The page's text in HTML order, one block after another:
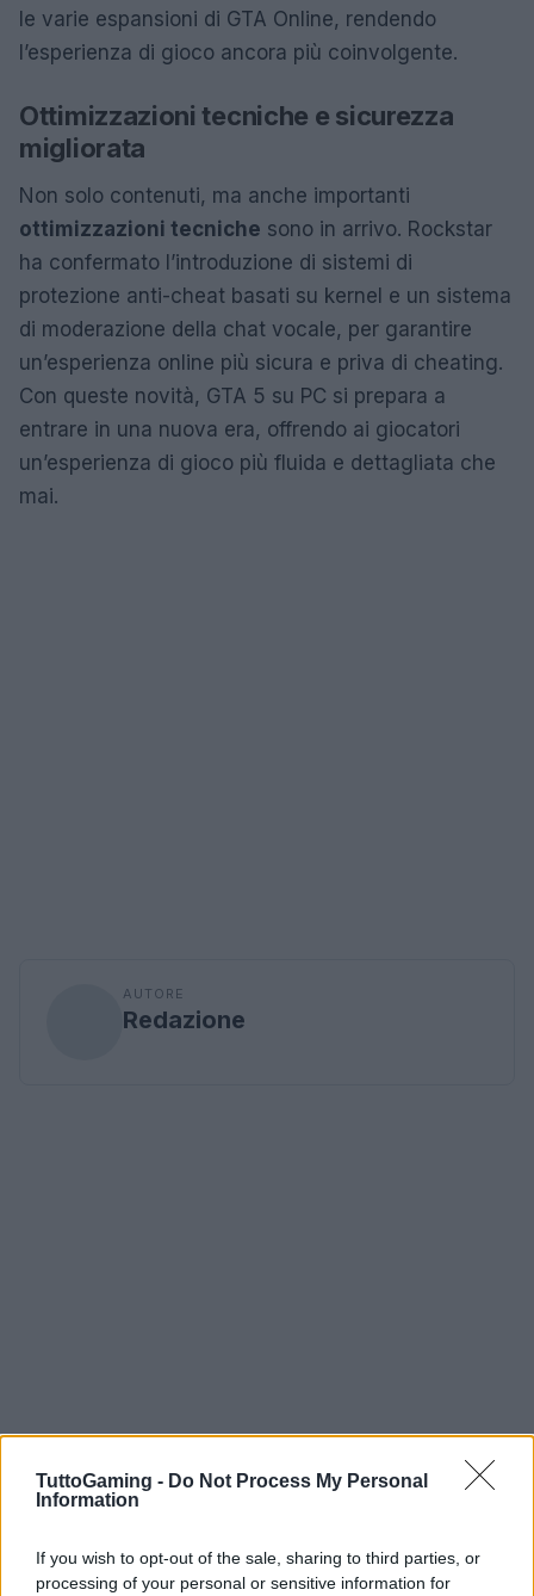
TuttoGaming - Do Not Process My Personal
Information
If you wish to opt-out of the sale, sharing to third parties, or
processing of your personal or sensitive information for
le varie espansioni di GTA Online, rendendo
l’esperienza di gioco ancora più coinvolgente.
Ottimizzazioni tecniche e sicurezza
migliorata
Non solo contenuti, ma anche importanti
ottimizzazioni tecniche sono in arrivo. Rockstar
ha confermato l’introduzione di sistemi di
protezione anti-cheat basati su kernel e un sistema
di moderazione della chat vocale, per garantire
un’esperienza online più sicura e priva di cheating.
Con queste novità, GTA 5 su PC si prepara a
entrare in una nuova era, offrendo ai giocatori
un’esperienza di gioco più fluida e dettagliata che
mai.
AUTORE
Redazione